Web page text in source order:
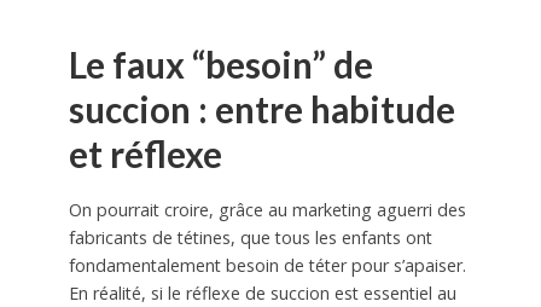
Le faux “besoin” de
succion : entre habitude
et réflexe
On pourrait croire, grâce au marketing aguerri des
fabricants de tétines, que tous les enfants ont
fondamentalement besoin de téter pour s’apaiser.
En réalité, si le réflexe de succion est essentiel au